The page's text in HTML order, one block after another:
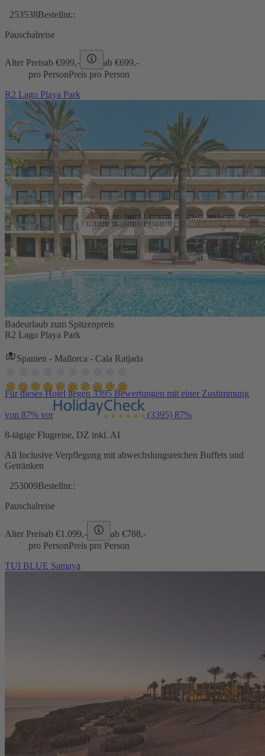
253538Bestellnr.:
Pauschalreise
Alter Preisab €999,- ab €699,-
pro PersonPreis pro Person
R2 Lago Playa Park
Badeurlaub zum Spitzenpreis
R2 Lago Playa Park
Spanien - Mallorca - Cala Ratjada
Für dieses Hotel liegen 3395 Bewertungen mit einer Zustimmung
von 87% vor (3395) 87%
8-tägige Flugreise, DZ inkl. AI
All Inclusive Verpflegung mit abwechslungsreichen Buffets und
Getränken
253009Bestellnr.:
Pauschalreise
Alter Preisab €1.099,- ab €788,-
pro PersonPreis pro Person
TUI BLUE Samaya